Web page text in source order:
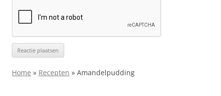
Home » Recepten » Amandelpudding